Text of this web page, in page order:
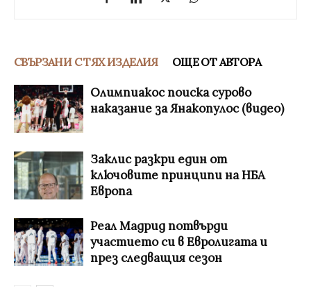
СВЪРЗАНИ С ТЯХ ИЗДЕЛИЯ ОЩЕ ОТ АВТОРА
Олимпиакос поиска сурово
наказание за Янакопулос (видео)
Заклис разкри един от
ключовите принципи на НБА
Европа
Реал Мадрид потвърди
участието си в Евролигата и
през следващия сезон